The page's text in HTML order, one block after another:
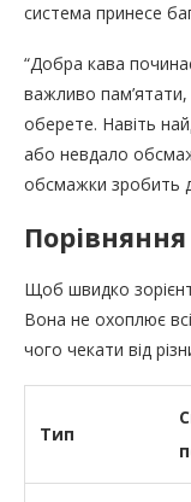
система принесе
“Добра кава
важливо
оберете. Навіть
або невдало
обсмажки зробить
Щоб швидко
Вона не охоплює
чого чекати від
Тип